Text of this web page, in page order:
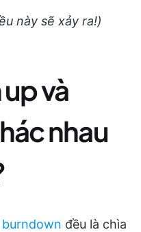
này sẽ xảy ra!)
và
nhau
burndown đều là chìa